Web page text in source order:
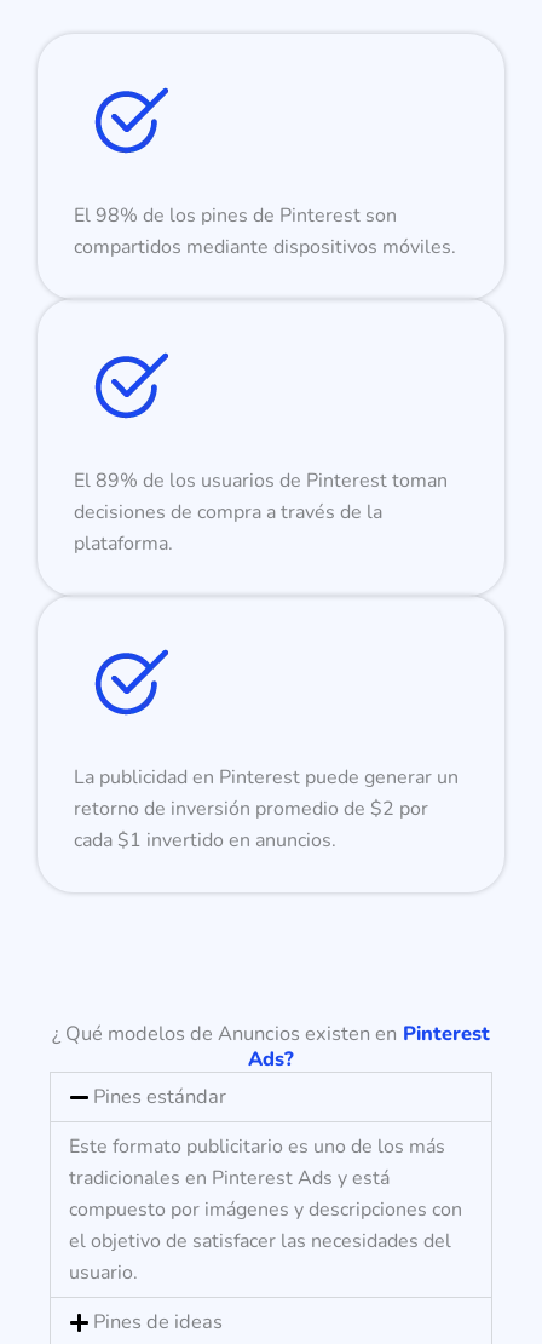
El 98% de los pines de Pinterest son
compartidos mediante dispositivos móviles.
El 89% de los usuarios de Pinterest toman
decisiones de compra a través de la
plataforma.
La publicidad en Pinterest puede generar un
retorno de inversión promedio de $2 por
cada $1 invertido en anuncios.
¿ Qué modelos de Anuncios existen en Pinterest
Ads?
Pines estándar
Este formato publicitario es uno de los más
tradicionales en Pinterest Ads y está
compuesto por imágenes y descripciones con
el objetivo de satisfacer las necesidades del
usuario.
Pines de ideas